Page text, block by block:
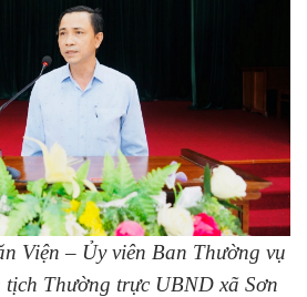
Viện – Ủy viên Ban Thường vụ
Thường trực UBND xã Sơn